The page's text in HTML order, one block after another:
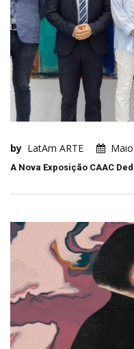
by LatAm ARTE
A Nova Exposição CAAC